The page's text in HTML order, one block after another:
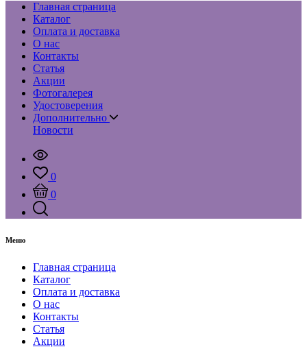
Главная страница
Каталог
Оплата и доставка
О нас
Контакты
Статья
Акции
Фотогалерея
Удостоверения
Дополнительно
Новости
0
0
Меню
Главная страница
Каталог
Оплата и доставка
О нас
Контакты
Статья
Акции